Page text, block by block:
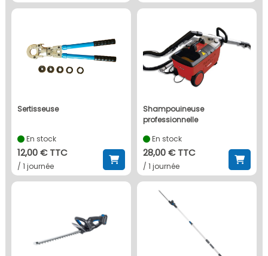
sertisseuse
En stock
12,00 € TTC
/ 1 journée
shampouineuse
professionnelle
En stock
28,00 € TTC
/ 1 journée